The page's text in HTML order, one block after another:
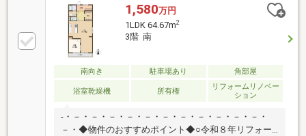
ス新調・トイレ新調 ・洗面化粧台新調 ・クロス全
室貼替・床材新調 等○LDK１８帖超えの広々とした間
取り！○南向きにつきつき陽当たり良好♪○お車駐車場
空有！（都度要確認）◆会社の特徴◆ハウスフリーダ
ムは【東証スタンダード上場企業】です！不動産購入
や住宅ローンについては、ハウスフリーダムにお任せ
下さい♪（ご来店の際は、店舗に駐車場を完備してお
ります）
1,580万円
1LDK 64.67m2
3階 南
南向き 駐車場あり 角部屋
浴室乾燥機 所有権
リフォームリノベー
ション
-・－・－・－・－・－・－・－・－・－・－・－・
－・◆物件のおすすめポイント◆○令和８年リフォー